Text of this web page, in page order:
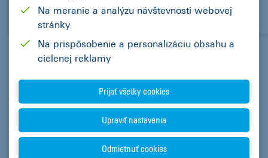
Pozrieť všetky
Na meranie a analýzu návštevnosti webovej
stránky
Na prispôsobenie a personalizáciu obsahu a
cielenej reklamy
Prijať všetky cookies
Upraviť nastavenia
Odmietnuť cookies